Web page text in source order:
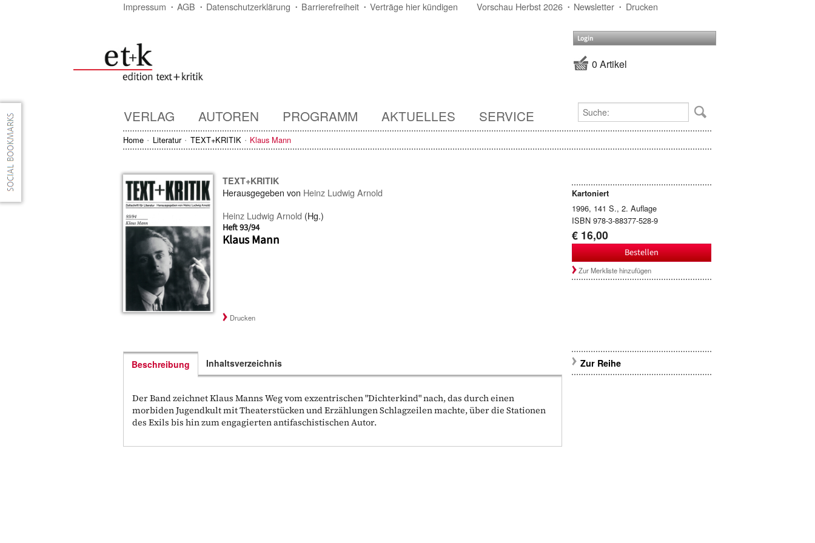
Impressum AGB Datenschutzerklärung Barrierefreiheit Verträge hier kündigen Vorschau Herbst 2026 Newsletter Drucken
Login
0 Artikel
VERLAG AUTOREN PROGRAMM AKTUELLES SERVICE
Home Literatur TEXT+KRITIK Klaus Mann
TEXT+KRITIK
Herausgegeben von Heinz Ludwig Arnold
Heinz Ludwig Arnold (Hg.)
Heft 93/94
Klaus Mann
Kartoniert
1996, 141 S., 2. Auflage
ISBN 978-3-88377-528-9
€ 16,00
Bestellen
Zur Merkliste hinzufügen
Drucken
Beschreibung
Der Band zeichnet Klaus Manns Weg vom exzentrischen "Dichterkind" nach, das durch einen
morbiden Jugendkult mit Theaterstücken und Erzählungen Schlagzeilen machte, über die Stationen
des Exils bis hin zum engagierten antifaschistischen Autor.
Inhaltsverzeichnis Zur Reihe